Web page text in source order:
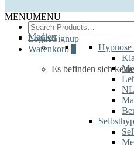
Search
for:
Login/Signup
Warenkorb
Es befinden sich
MENUMENU
Medien
Hypnose